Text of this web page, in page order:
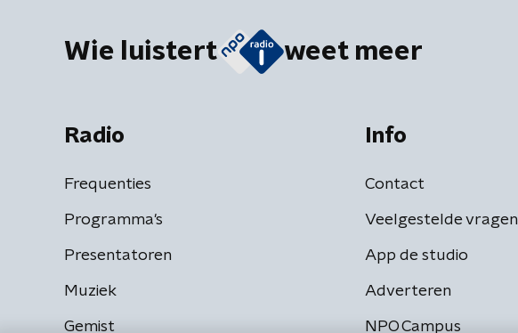
Wie luistert weet meer
Radio
Frequenties
Programma's
Presentatoren
Muziek
Gemist
Info
Contact
Veelgestelde vragen
App de studio
Adverteren
NPO Campus